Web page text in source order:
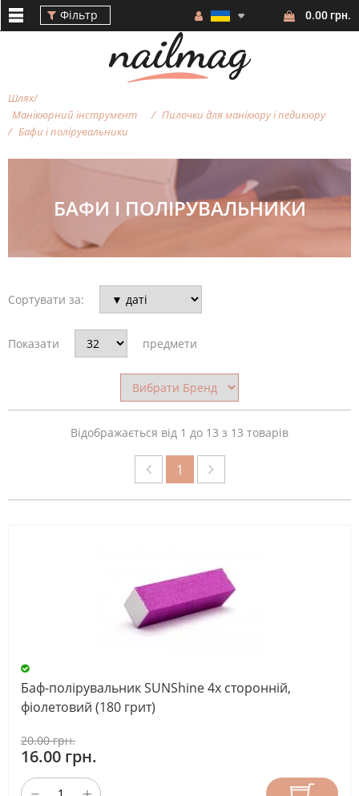
Фільтр 0.00 грн.
Шлях
Манікюрний інструмент
Пилочки для манікюру і педикюру
Бафи і полірувальники
БРЕНД
ПРИЗНАЧЕННЯ
ПИЛКИ
АБРАЗИВНІСТЬ
ПИЛКИ
БАФИ І ПОЛІРУВАЛЬНИКИ
Сортувати за:
Показати предмети
Відображається від 1 до 13 з 13 товарів
1
Баф-полірувальник SUNShine 4х сторонній,
фіолетовий (180 грит)
20.00 грн.
16.00 грн.